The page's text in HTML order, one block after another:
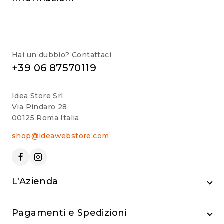
Hai un dubbio? Contattaci
+39 06 87570119
Idea Store Srl
Via Pindaro 28
00125 Roma Italia
shop@ideawebstore.com
L'Azienda
Pagamenti e Spedizioni